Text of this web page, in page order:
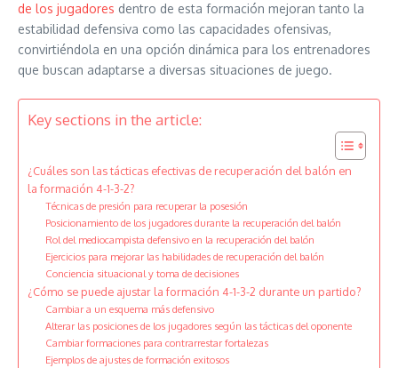
de los jugadores dentro de esta formación mejoran tanto la
estabilidad defensiva como las capacidades ofensivas,
convirtiéndola en una opción dinámica para los entrenadores
que buscan adaptarse a diversas situaciones de juego.
Key sections in the article:
¿Cuáles son las tácticas efectivas de recuperación del balón en
la formación 4-1-3-2?
Técnicas de presión para recuperar la posesión
Posicionamiento de los jugadores durante la recuperación del balón
Rol del mediocampista defensivo en la recuperación del balón
Ejercicios para mejorar las habilidades de recuperación del balón
Conciencia situacional y toma de decisiones
¿Cómo se puede ajustar la formación 4-1-3-2 durante un partido?
Cambiar a un esquema más defensivo
Alterar las posiciones de los jugadores según las tácticas del oponente
Cambiar formaciones para contrarrestar fortalezas
Ejemplos de ajustes de formación exitosos